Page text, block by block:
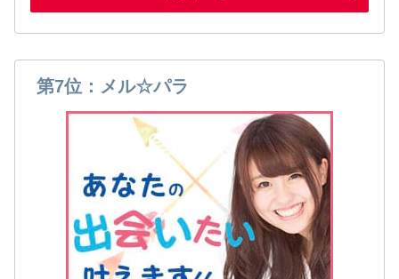
第7位：メル☆パラ